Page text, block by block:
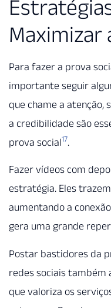
Maximizar
Para fazer a prova
importante seguir
que chame a atenção,
a credibilidade são
prova social17.
Fazer vídeos com
estratégia. Eles
aumentando a
gera uma grande
Postar bastidores da
redes sociais também
que valoriza os